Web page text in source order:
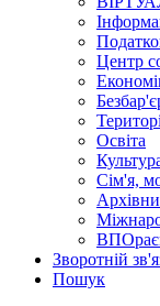
Центр
Освіта
Сім'я,
Зворотній
Пошук